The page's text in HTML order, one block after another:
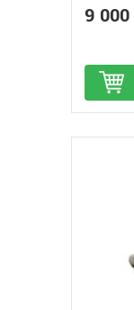
9 000